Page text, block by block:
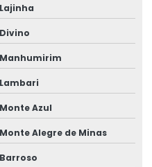
Produtos
Lajinha
Divino
Manhumirim
Lambari
Monte Azul
Monte Alegre de Minas
Barroso